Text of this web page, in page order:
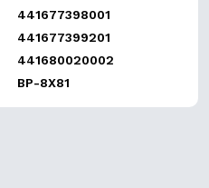
441677398001
441677399201
441680020002
BP-8X81